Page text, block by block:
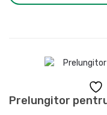
Prelungitor